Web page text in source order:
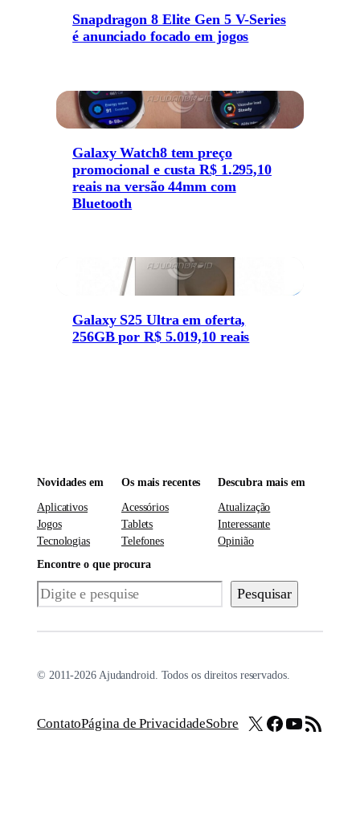
Snapdragon 8 Elite Gen 5 V-Series
é anunciado focado em jogos
Galaxy Watch8 tem preço
promocional e custa R$ 1.295,10
reais na versão 44mm com
Bluetooth
Galaxy S25 Ultra em oferta,
256GB por R$ 5.019,10 reais
Novidades em
Aplicativos
Jogos
Tecnologias
Os mais recentes
Acessórios
Tablets
Telefones
Descubra mais em
Atualização
Interessante
Opinião
Encontre o que procura
Pesquisar Pesquisar
© 2011-2026 Ajudandroid. Todos os direitos reservados.
ContatoPágina de PrivacidadeSobre X Facebook
Youtube
Feed RSS